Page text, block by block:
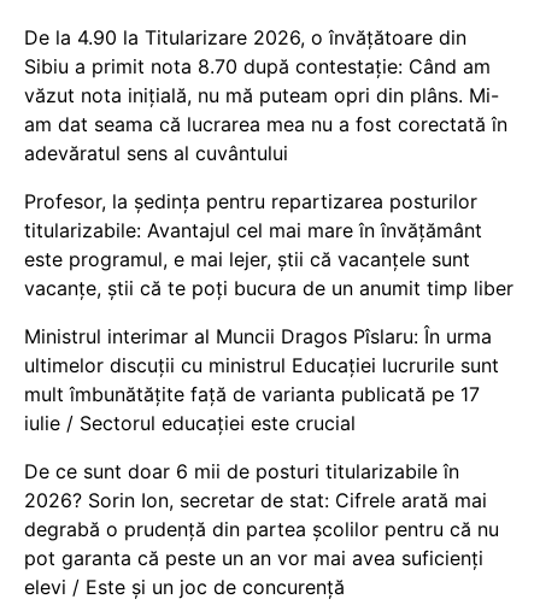
De la 4.90 la Titularizare 2026, o învățătoare din
Sibiu a primit nota 8.70 după contestație: Când am
văzut nota inițială, nu mă puteam opri din plâns. Mi-
am dat seama că lucrarea mea nu a fost corectată în
adevăratul sens al cuvântului
Profesor, la ședința pentru repartizarea posturilor
titularizabile: Avantajul cel mai mare în învățământ
este programul, e mai lejer, știi că vacanțele sunt
vacanţe, știi că te poți bucura de un anumit timp liber
Ministrul interimar al Muncii Dragos Pîslaru: În urma
ultimelor discuții cu ministrul Educației lucrurile sunt
mult îmbunătățite față de varianta publicată pe 17
iulie / Sectorul educației este crucial
De ce sunt doar 6 mii de posturi titularizabile în
2026? Sorin Ion, secretar de stat: Cifrele arată mai
degrabă o prudență din partea școlilor pentru că nu
pot garanta că peste un an vor mai avea suficienți
elevi / Este și un joc de concurență